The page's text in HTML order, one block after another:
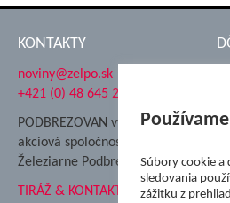
KONTAKTY
noviny@zelpo.sk
+421 (0) 48 645 2711
PODBREZOVAN vydáva
akciová spoločnosť
Železiarne Podbrezová
TIRÁŽ & KONTAKT
Súbory cookie a
sledovania
zážitku z